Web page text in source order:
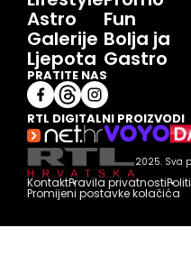
Astro
Galerije
Ljepota
Fun
Bolja ja
Gastro
PRATITE NAS
RTL DIGITALNI PROIZVODI
2025. Sva
KontaktPravila privatnosti
Promijeni postavke kolačića